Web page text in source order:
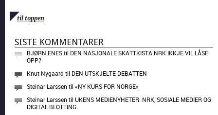
til toppen
SISTE KOMMENTARER
BJØRN ENEStil DEN NASJONALE SKATTKISTA NRK IKKJE VIL LÅSE
OPP?
Knut Nygaard til DEN UTSKJELTE DEBATTEN
Steinar Larssen til«NY KURS FOR NORGE»
Steinar Larssen tilUKENS MEDIENYHETER: NRK, SOSIALE MEDIER OG
DIGITAL BLOTTING